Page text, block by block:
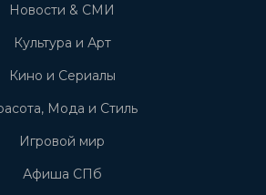
Новости & СМИ
Культура и Арт
Кино и Сериалы
Мода и Стиль
Игровой мир
Афиша СПб